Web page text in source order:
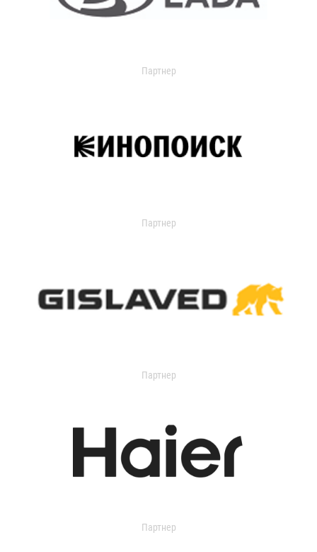
Партнер
Партнер
Партнер
Партнер